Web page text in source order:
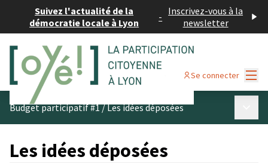
Suivez l'actualité de la
démocratie locale à Lyon
- Inscrivez-vous à la
newsletter
Se connecter
Budget participatif #1/Les idées déposées
Les idées déposées